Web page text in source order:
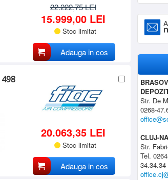
22.222,75 LEI
15.999,00 LEI
Stoc limitat
Adauga in cos
20.063,35 LEI
Stoc limitat
Adauga in cos
Str. De
0268-
CLUJ-
Str.
Tel.
34.34.34